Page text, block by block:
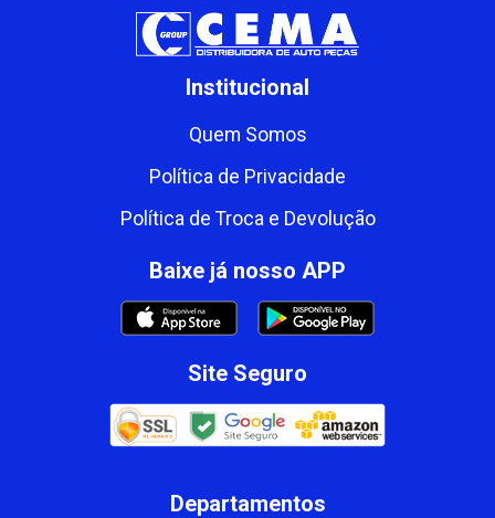
Institucional
Quem Somos
Política de Privacidade
Política de Troca e Devolução
Baixe já nosso APP
Site Seguro
Departamentos